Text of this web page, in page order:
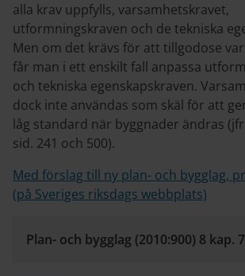
alla krav uppfylls, varsamhetskravet,
utformningskraven och de tekniska
Men om det krävs för att tillgodose
får man i ett enskilt fall anpassa
och tekniska egenskapskraven.
dock inte användas som skäl för att
låg standard när byggnader ändras
sid. 241 och 500).
Med förslag till ny plan- och bygglag,
(på Sveriges riksdags webbplats)
Plan- och bygglag (2010:900) 8 kap.